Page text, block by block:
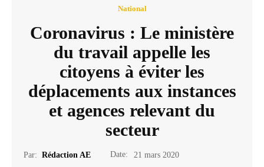
National
Coronavirus : Le ministère
du travail appelle les
citoyens à éviter les
déplacements aux instances
et agences relevant du
secteur
Par: Rédaction AE Date: 21 mars 2020